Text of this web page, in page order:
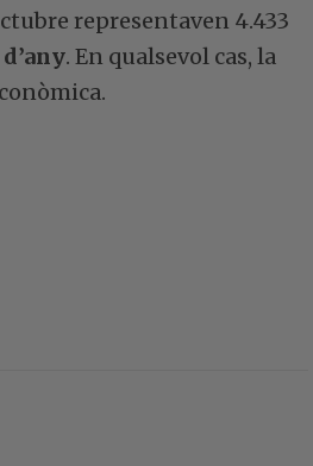
representaven 4.433
. En qualsevol cas, la